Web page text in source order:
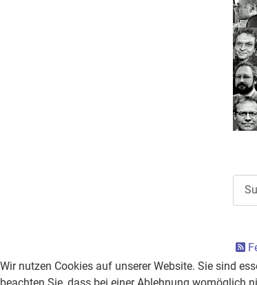
Wir nutzen Cookies auf unserer Website. Sie sind